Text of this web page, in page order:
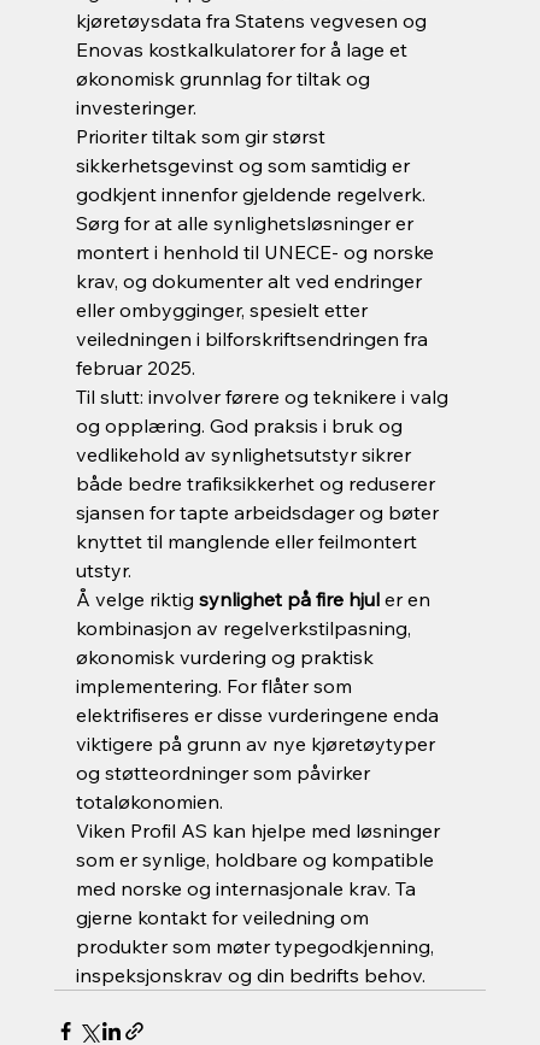
kjøretøysdata fra Statens vegvesen og
Enovas kostkalkulatorer for å lage et
økonomisk grunnlag for tiltak og
investeringer.
Prioriter tiltak som gir størst
sikkerhetsgevinst og som samtidig er
godkjent innenfor gjeldende regelverk.
Sørg for at alle synlighetsløsninger er
montert i henhold til UNECE- og norske
krav, og dokumenter alt ved endringer
eller ombygginger, spesielt etter
veiledningen i bilforskriftsendringen fra
februar 2025.
Til slutt: involver førere og teknikere i valg
og opplæring. God praksis i bruk og
vedlikehold av synlighetsutstyr sikrer
både bedre trafiksikkerhet og reduserer
sjansen for tapte arbeidsdager og bøter
knyttet til manglende eller feilmontert
utstyr.
Å velge riktig synlighet på fire hjul er en
kombinasjon av regelverkstilpasning,
økonomisk vurdering og praktisk
implementering. For flåter som
elektrifiseres er disse vurderingene enda
viktigere på grunn av nye kjøretøytyper
og støtteordninger som påvirker
totaløkonomien.
Viken Profil AS kan hjelpe med løsninger
som er synlige, holdbare og kompatible
med norske og internasjonale krav. Ta
gjerne kontakt for veiledning om
produkter som møter typegodkjenning,
inspeksjonskrav og din bedrifts behov.